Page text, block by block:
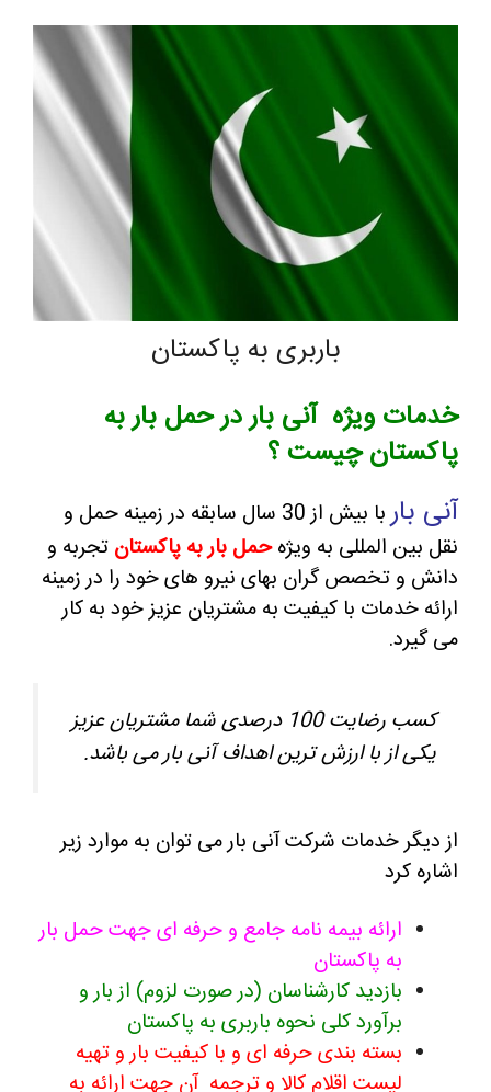
باربری به پاکستان
خدمات ویژه آنی بار در حمل بار به
پاکستان چیست ؟
آنی بار
با بیش از 30 سال سابقه در زمینه حمل و
نقل بین المللی به ویژهحمل بار به پاکستان تجربه و
دانش و تخصص گران بهای نیرو های خود را در زمینه
ارائه خدمات با کیفیت به مشتریان عزیز خود به کار
می گیرد.
کسب رضایت 100 درصدی شما مشتریان عزیز
یکی از با ارزش ترین اهداف آنی بار می باشد.
از دیگر خدمات شرکت آنی بار می توان به موارد زیر
اشاره کرد
ارائه بیمه نامه جامع و حرفه ای جهت حمل بار
به پاکستان
بازدید کارشناسان (در صورت لزوم) از بار و
برآورد کلی نحوه باربری به پاکستان
بسته بندی حرفه ای و با کیفیت بار و تهیه
لیست اقلام کالا و ترجمه آن جهت ارائه به